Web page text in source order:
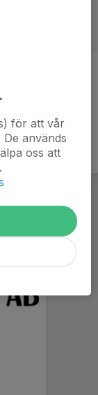
för att vår
används
oss att